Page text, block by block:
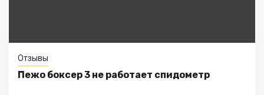
Отзывы
Пежо боксер 3 не работает спидометр